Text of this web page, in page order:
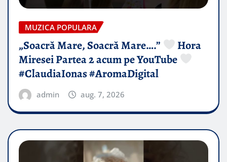
MUZICA POPULARA
„Soacră Mare, Soacră Mare….”
Hora
Miresei Partea 2 acum pe YouTube
#ClaudiaIonas #AromaDigital
admin aug. 7, 2026